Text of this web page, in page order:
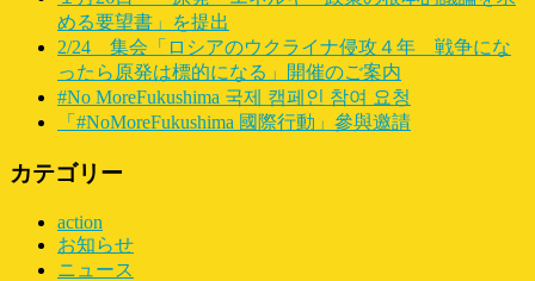
める要望書」を提出
2/24 集会「ロシアのウクライナ侵攻４年 戦争にな
ったら原発は標的になる」開催のご案内
#No MoreFukushima 국제 캠페인 참여 요청
「#NoMoreFukushima 國際行動」參與邀請
カテゴリー
action
お知らせ
ニュース